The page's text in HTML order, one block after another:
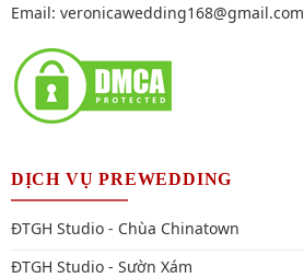
Email: veronicawedding168@gmail.com
DỊCH VỤ PREWEDDING
ĐTGH Studio - Chùa Chinatown
ĐTGH Studio - Sườn Xám